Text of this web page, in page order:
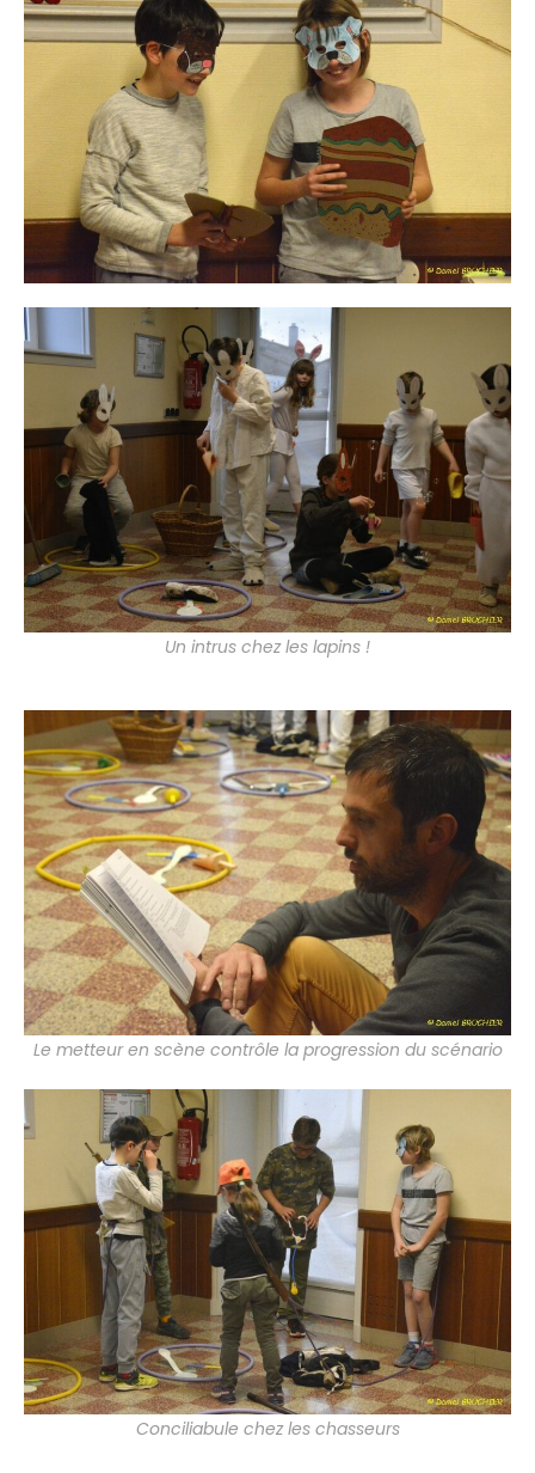
Un intrus chez les lapins !
Le metteur en scène contrôle la progression du scénario
Conciliabule chez les chasseurs